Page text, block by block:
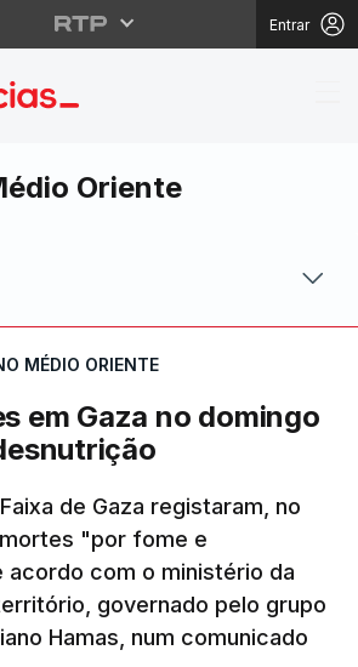
Entrar
em
Oriente
MÉDIO ORIENTE
em Gaza no domingo
de Gaza registaram, no
"por fome e
acordo com o ministério da
governado pelo grupo
Hamas, num comunicado